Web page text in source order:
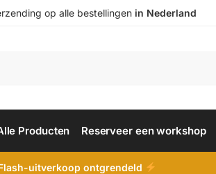
op alle bestellingen in Nederland
Producten Reserveer een workshop
uitverkoop ontgrendeld